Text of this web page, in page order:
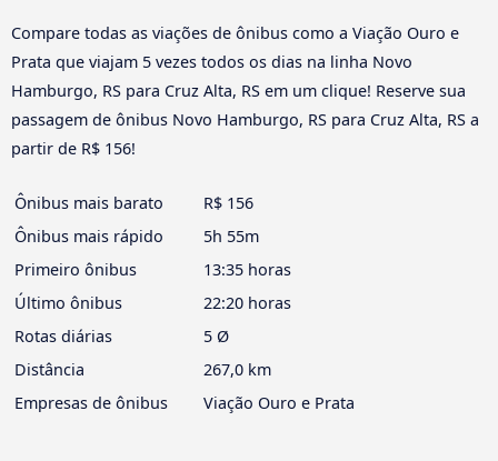
Compare todas as viações de ônibus como a Viação Ouro e
Prata que viajam 5 vezes todos os dias na linha Novo
Hamburgo, RS para Cruz Alta, RS em um clique! Reserve sua
passagem de ônibus Novo Hamburgo, RS para Cruz Alta, RS a
partir de R$ 156!
Ônibus mais barato
R$ 156
Ônibus mais rápido
5h 55m
Primeiro ônibus
13:35 horas
Último ônibus
22:20 horas
Rotas diárias
5 Ø
Distância
267,0 km
Empresas de ônibus
Viação Ouro e Prata